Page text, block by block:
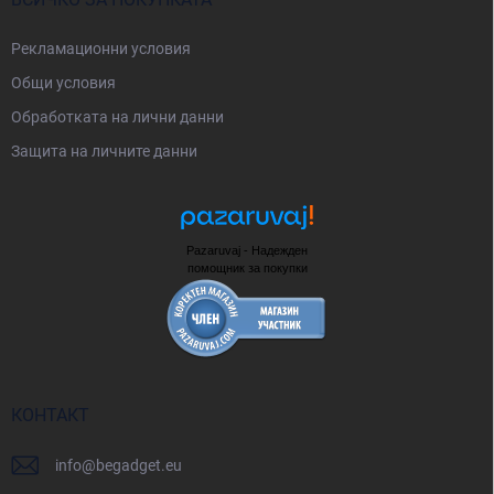
Рекламационни условия
Общи условия
Oбработката на лични данни
Защита на личните данни
Pazaruvaj - Надежден
помощник за покупки
КОНТАКТ
info@begadget.eu